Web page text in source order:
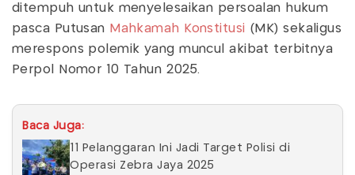
ditempuh untuk menyelesaikan persoalan hukum
pasca Putusan Mahkamah Konstitusi (MK) sekaligus
merespons polemik yang muncul akibat terbitnya
Perpol Nomor 10 Tahun 2025.
Baca Juga:
11 Pelanggaran Ini Jadi Target Polisi di
Operasi Zebra Jaya 2025